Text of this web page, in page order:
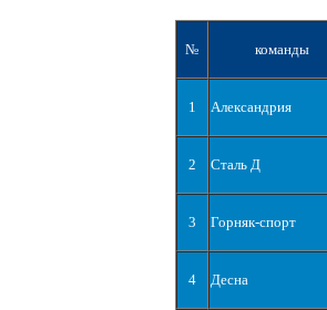
№ команды
1 Александрия
2 Сталь Д
3 Горняк-спорт
4 Десна